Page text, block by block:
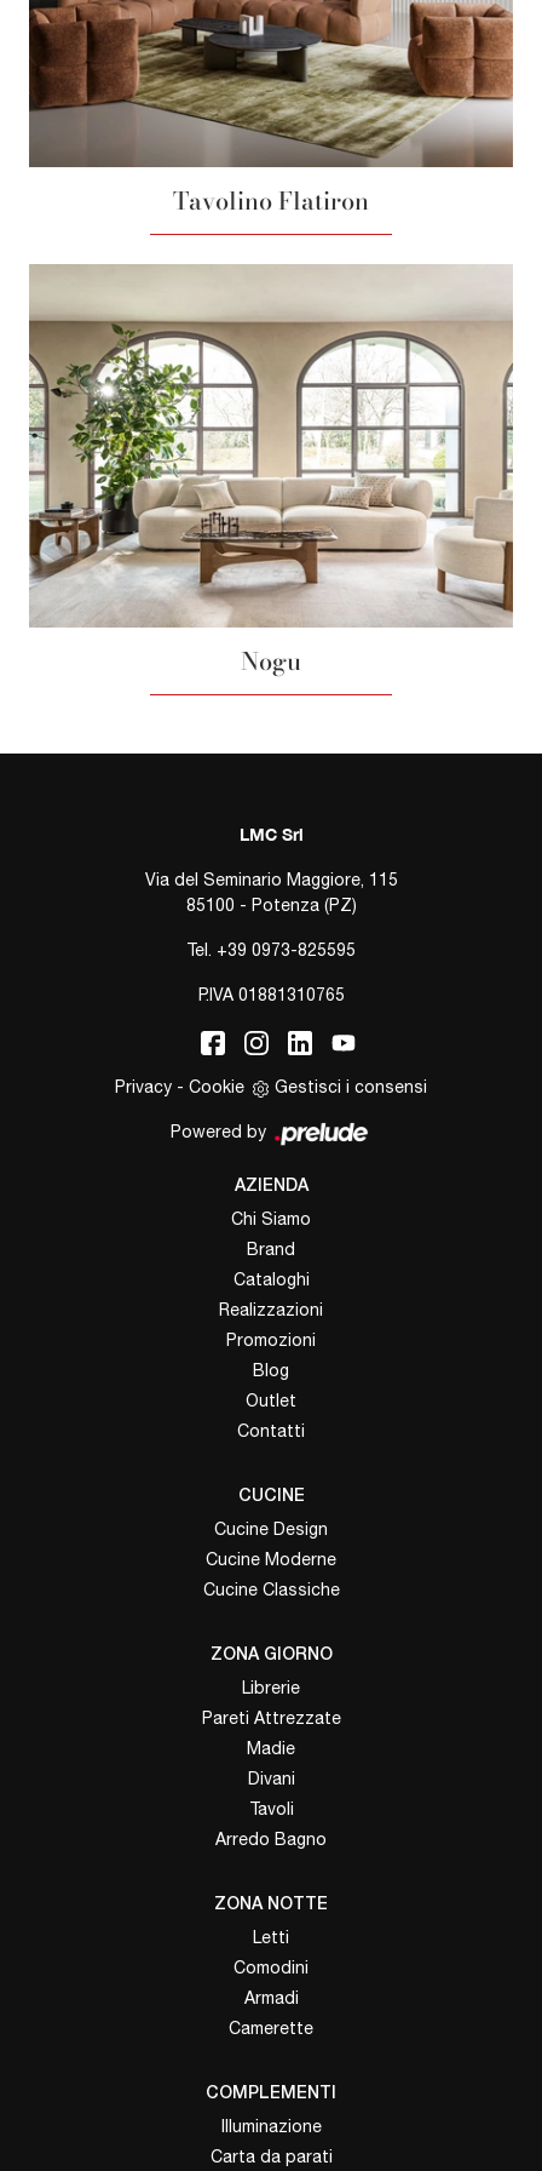
Tavolino Flatiron
Nogu
LMC Srl
Via del Seminario Maggiore, 115
85100 - Potenza (PZ)
Tel. +39 0973-825595
P.IVA 01881310765
Privacy - Cookie Gestisci i consensi
Powered by
AZIENDA
Chi Siamo
Brand
Cataloghi
Realizzazioni
Promozioni
Blog
Outlet
Contatti
CUCINE
Cucine Design
Cucine Moderne
Cucine Classiche
ZONA GIORNO
Librerie
Pareti Attrezzate
Madie
Divani
Tavoli
Arredo Bagno
ZONA NOTTE
Letti
Comodini
Armadi
Camerette
COMPLEMENTI
Illuminazione
Carta da parati